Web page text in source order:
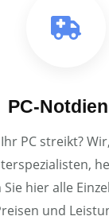
PC-
Ihr PC streikt?
Sie hier alle
und